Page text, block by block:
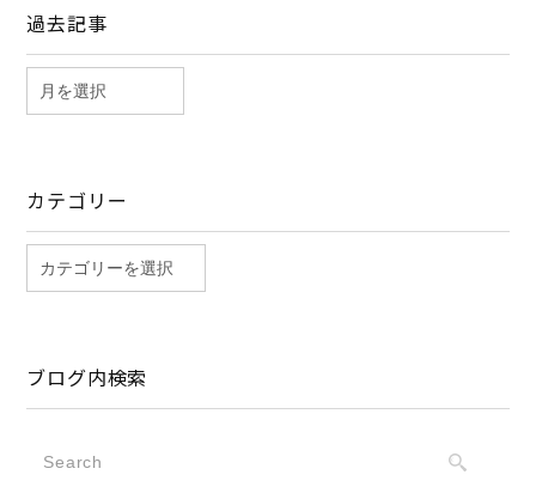
過去記事
カテゴリー
ブログ内検索